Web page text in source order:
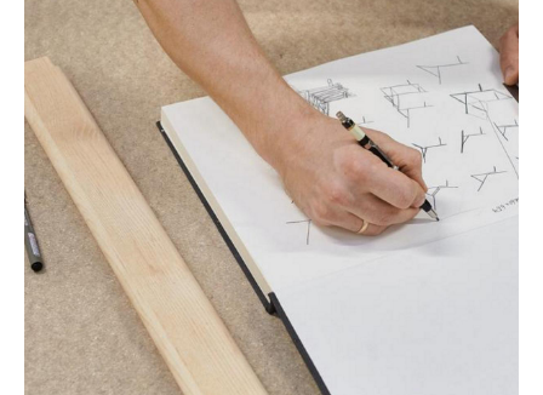
Licht
Hängeleuchten & Deckenleuchten
Tischleuchten
Schreibtischleuchten
Stehleuchten & Leseleuchten
Bodenleuchten
Wandleuchten
Outdoor-Leuchten